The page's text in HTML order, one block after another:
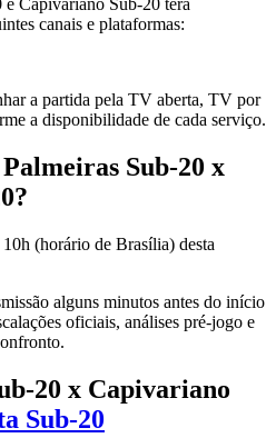
Capivariano Sub-20 terá
canais e plataformas:
a partida pela TV aberta, TV por
a disponibilidade de cada serviço.
Sub-20 x
(horário de Brasília) desta
alguns minutos antes do início
oficiais, análises pré-jogo e
20 x Capivariano
Sub-20